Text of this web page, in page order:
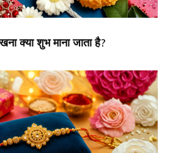
क्या शुभ माना जाता है?